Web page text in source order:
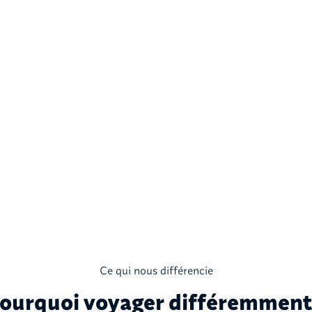
Ce qui nous différencie
voyager